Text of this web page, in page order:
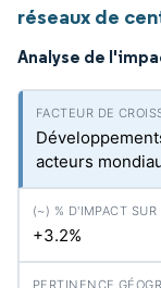
réseaux de
Analyse de
acteurs
+3.2%